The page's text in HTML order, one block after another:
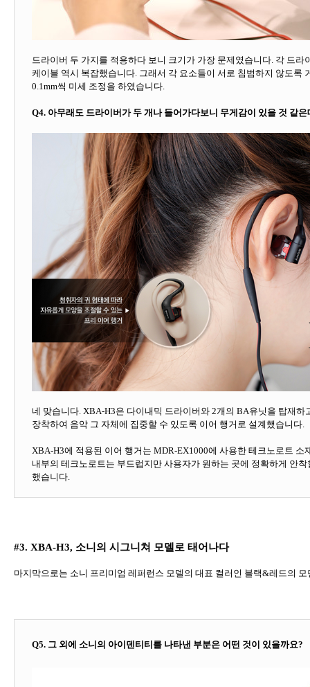
드라이버 두 가지를 적용하다 보니 크기가 가장 문제였습니다. 각 드라
케이블 역시 복잡했습니다. 그래서 각 요소들이 서로 침범하지 않도록
0.1mm씩 미세 조정을 하였습니다.
Q4. 아무래도 드라이버가 두 개나 들어가다보니 무게감이 있을 것 같은
네 맞습니다. XBA-H3은 다이내믹 드라이버와 2개의 BA유닛을 탑재하
장착하여 음악 그 자체에 집중할 수 있도록 이어 행거로 설계했습니다.
XBA-H3에 적용된 이어 행거는 MDR-EX1000에 사용한 테크노로트 소
내부의 테크노로트는 부드럽지만 사용자가 원하는 곳에 정확하게 안
했습니다.
#3. XBA-H3, 소니의 시그니쳐 모델로 태어나다
마지막으로는 소니 프리미엄 레퍼런스 모델의 대표 컬러인 블랙&레드의 모
Q5. 그 외에 소니의 아이덴티티를 나타낸 부분은 어떤 것이 있을까요?